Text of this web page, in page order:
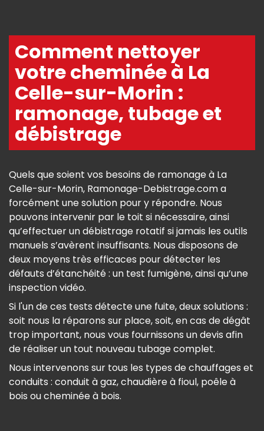
Comment nettoyer
votre cheminée à La
Celle-sur-Morin :
ramonage, tubage et
débistrage
Quels que soient vos besoins de ramonage à La
Celle-sur-Morin, Ramonage-Debistrage.com a
forcément une solution pour y répondre. Nous
pouvons intervenir par le toit si nécessaire, ainsi
qu’effectuer un débistrage rotatif si jamais les outils
manuels s’avèrent insuffisants. Nous disposons de
deux moyens très efficaces pour détecter les
défauts d’étanchéité : un test fumigène, ainsi qu’une
inspection vidéo.
Si l'un de ces tests détecte une fuite, deux solutions :
soit nous la réparons sur place, soit, en cas de dégât
trop important, nous vous fournissons un devis afin
de réaliser un tout nouveau tubage complet.
Nous intervenons sur tous les types de chauffages et
conduits : conduit à gaz, chaudière à fioul, poêle à
bois ou cheminée à bois.